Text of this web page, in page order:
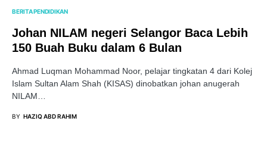
BERITA PENDIDIKAN
Johan NILAM negeri Selangor Baca Lebih
150 Buah Buku dalam 6 Bulan
Ahmad Luqman Mohammad Noor, pelajar tingkatan 4 dari Kolej
Islam Sultan Alam Shah (KISAS) dinobatkan johan anugerah
NILAM…
BY HAZIQ ABD RAHIM